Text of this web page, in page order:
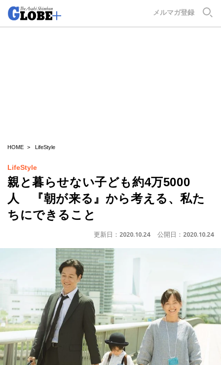
メルマガ登録
HOME LifeStyle
LifeStyle
親と暮らせない子ども約4万5000
人 『朝が来る』から考える、私た
ちにできること
更新日： 2020.10.24 公開日： 2020.10.24